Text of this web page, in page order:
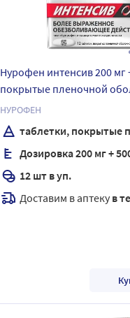
Нурофен интенсив 200 мг
покрытые пленочной
НУРОФЕН
таблетки, покрытые
Дозировка 200 мг +
12 шт в уп.
Доставим в аптеку в